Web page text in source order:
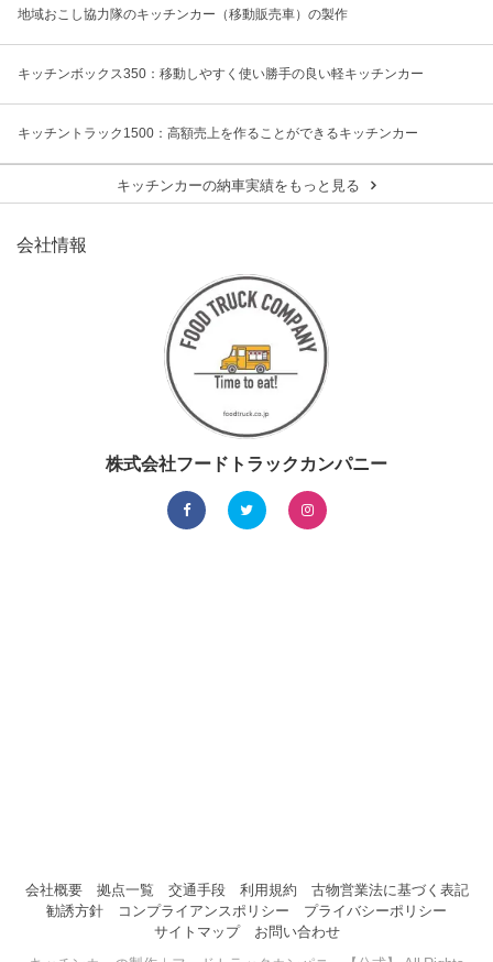
地域おこし協力隊のキッチンカー（移動販売車）の製作
キッチンボックス350：移動しやすく使い勝手の良い軽キッチンカー
キッチントラック1500：高額売上を作ることができるキッチンカー
キッチンカーの納車実績をもっと見る
会社情報
株式会社フードトラックカンパニー
会社概要 拠点一覧 交通手段 利用規約
古物営業法に基づく表記
勧誘方針
コンプライアンスポリシー
プライバシーポリシー
サイトマップ
お問い合わせ